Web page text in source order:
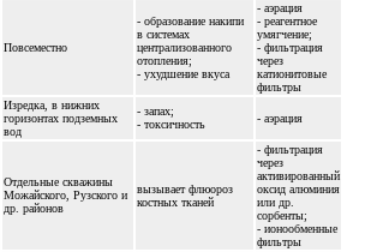
Повсеместно
- образование накипи
в системах
централизованного
отопления;
- ухудшение вкуса
- аэрация
- реагентное
умягчение;
- фильтрация
через
катионитовые
фильтры
Изредка, в нижних
горизонтах подземных
вод
- запах;
- токсичность
- аэрация
Отдельные скважины
Можайского, Рузского и
др. районов
вызывает флюороз
костных тканей
- фильтрация
через
активированный
оксид алюминия
или др.
сорбенты;
- ионообменные
фильтры